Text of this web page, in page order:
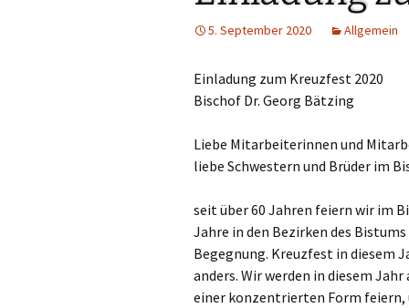
Links
Oekum.
PGR-Wahl 2019
Prävention im
5. September 2020 Allgemein
Einladung zum Kreuzfest 2020
Bischof Dr. Georg Bätzing
Liebe Mitarbeiterinnen und
liebe Schwestern und Brüder im
seit über 60 Jahren feiern wir im
Jahre in den Bezirken des
Begegnung. Kreuzfest in diesem
anders. Wir werden in diesem
einer konzentrierten Form feiern,